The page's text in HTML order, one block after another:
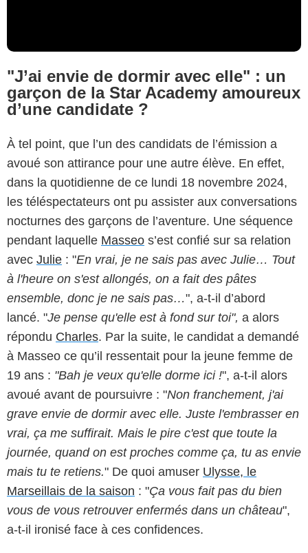
"J’ai envie de dormir avec elle" : un
garçon de la Star Academy amoureux
d’une candidate ?
À tel point, que l’un des candidats de l’émission a
avoué son attirance pour une autre élève. En effet,
dans la quotidienne de ce lundi 18 novembre 2024,
les téléspectateurs ont pu assister aux conversations
nocturnes des garçons de l’aventure. Une séquence
pendant laquelle Masseo s’est confié sur sa relation
avec Julie : "En vrai, je ne sais pas avec Julie… Tout
à l'heure on s'est allongés, on a fait des pâtes
ensemble, donc je ne sais pas…", a-t-il d’abord
lancé. "Je pense qu'elle est à fond sur toi", a alors
répondu Charles. Par la suite, le candidat a demandé
à Masseo ce qu’il ressentait pour la jeune femme de
19 ans : "Bah je veux qu'elle dorme ici !", a-t-il alors
avoué avant de poursuivre : "Non franchement, j'ai
grave envie de dormir avec elle. Juste l'embrasser en
vrai, ça me suffirait. Mais le pire c'est que toute la
journée, quand on est proches comme ça, tu as envie
mais tu te retiens." De quoi amuser Ulysse, le
Marseillais de la saison : "Ça vous fait pas du bien
vous de vous retrouver enfermés dans un château",
a-t-il ironisé face à ces confidences.